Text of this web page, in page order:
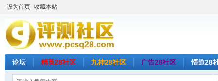
设为首页 收藏本站
论坛 精英28社区 九神28社区 广告28社区 悟道28